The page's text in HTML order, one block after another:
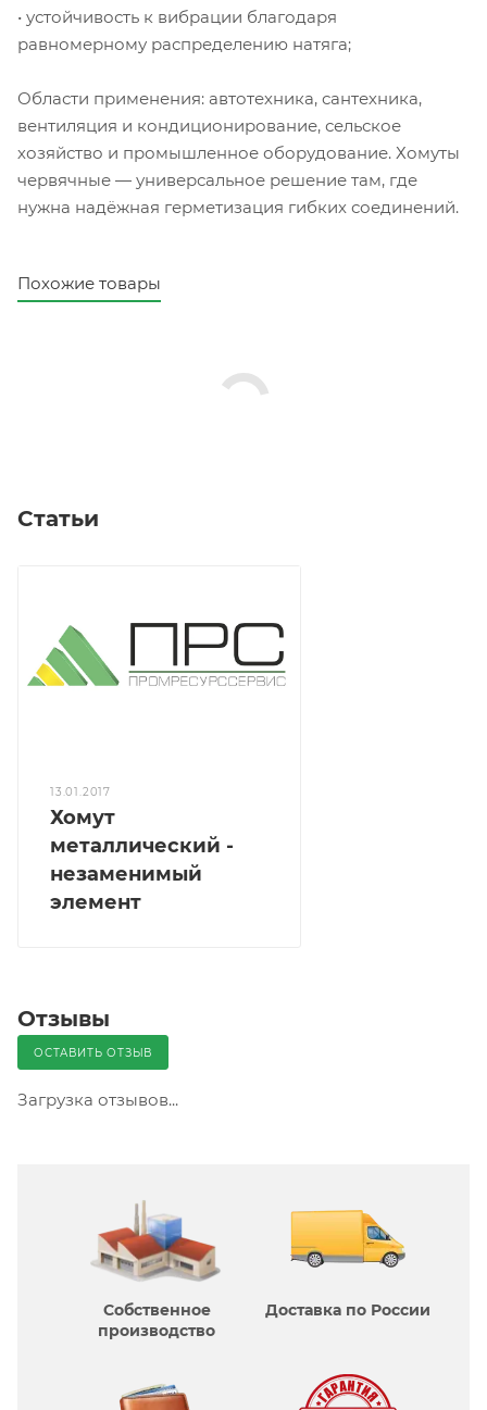
• устойчивость к вибрации благодаря
равномерному распределению натяга;
Области применения: автотехника, сантехника,
вентиляция и кондиционирование, сельское
хозяйство и промышленное оборудование. Хомуты
червячные — универсальное решение там, где
нужна надёжная герметизация гибких соединений.
Похожие товары
Статьи
13.01.2017
Хомут
металлический -
незаменимый
элемент
Отзывы
ОСТАВИТЬ ОТЗЫВ
Загрузка отзывов...
Собственное
производcтво
Доставка по России